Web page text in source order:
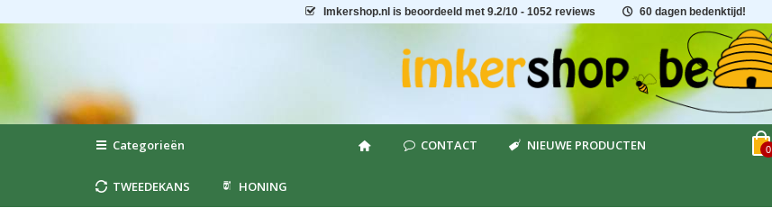
Imkershop.nl is beoordeeld met 9.2/10 - 1052 reviews 60 dagen bedenktijd!
0
Categorieën CONTACT NIEUWE PRODUCTEN
TWEEDEKANS HONING